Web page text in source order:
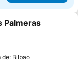
Palmeras
de: Bilbao